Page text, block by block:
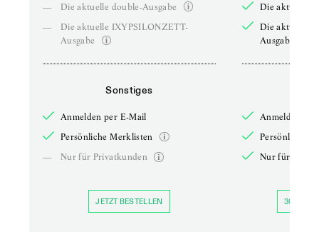
—
Die aktuelle double-Ausgabe
—
Die aktuelle IXYPSILONZETT-
Ausgabe
Sonstiges
Anmelden per E-Mail
Persönliche Merklisten
—
Nur für Privatkunden
JETZT BESTELLEN
Die aktuelle
Die aktuelle
Ausgabe
Anmelden
Persönliche
Nur für
30 TAGE